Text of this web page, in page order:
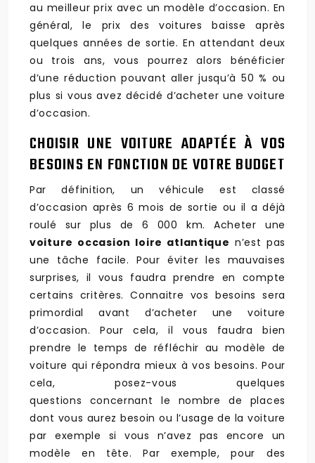
au meilleur prix avec un modèle d’occasion. En
général, le prix des voitures baisse après
quelques années de sortie. En attendant deux
ou trois ans, vous pourrez alors bénéficier
d’une réduction pouvant aller jusqu’à 50 % ou
plus si vous avez décidé d’acheter une voiture
d’occasion.
CHOISIR UNE VOITURE ADAPTÉE À VOS
BESOINS EN FONCTION DE VOTRE BUDGET
Par définition, un véhicule est classé
d’occasion après 6 mois de sortie ou il a déjà
roulé sur plus de 6 000 km. Acheter une
voiture occasion loire atlantique n’est pas
une tâche facile. Pour éviter les mauvaises
surprises, il vous faudra prendre en compte
certains critères. Connaitre vos besoins sera
primordial avant d’acheter une voiture
d’occasion. Pour cela, il vous faudra bien
prendre le temps de réfléchir au modèle de
voiture qui répondra mieux à vos besoins. Pour
cela, posez-vous quelques
questions concernant le nombre de places
dont vous aurez besoin ou l’usage de la voiture
par exemple si vous n’avez pas encore un
modèle en tête. Par exemple, pour des